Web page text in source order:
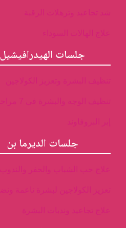
جلسات الهيدرافيشيل
جلسات الديرما بن